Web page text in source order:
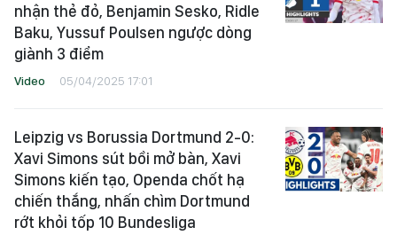
nhận thẻ đỏ, Benjamin Sesko, Ridle
Baku, Yussuf Poulsen ngược dòng
giành 3 điểm
Video 05/04/2025 17:01
Leipzig vs Borussia Dortmund 2-0:
Xavi Simons sút bồi mở bàn, Xavi
Simons kiến tạo, Openda chốt hạ
chiến thắng, nhấn chìm Dortmund
rớt khỏi tốp 10 Bundesliga